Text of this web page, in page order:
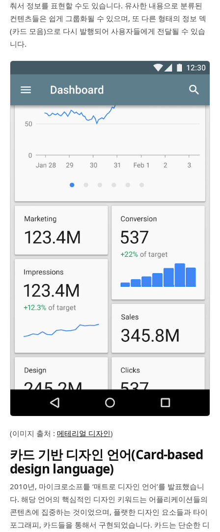
춰서 정보를 표현할 수도 있습니다. 유사한 내용으로 분류된
컨텐츠들은 쉽게 그룹화될 수 있으며, 또 다른 형태의 정보 덱
(카드 모음)으로 다시 발행되어 사용자들에게 전달될 수 있습
니다.
(이미지 출처 : 메테리얼 디자인)
카드 기반 디자인 언어(Card-based
design language)
2010년, 마이크로소프틑 ‘매트로 디자인 언어’를 발표했습니
다. 해당 언어의 핵심적인 디자인 키워드는 어플리케이션들의
콘텐츠에 집중하는 것이었으며, 플랫한 디자인 요소들과 타이
포그래피, 카드들을 통해서 구현되었습니다. 카드는 단순한 디